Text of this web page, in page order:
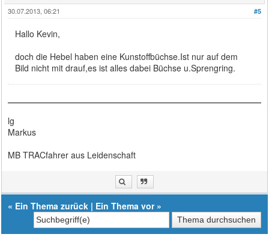
#5
30.07.2013, 06:21
Hallo Kevin,
doch die Hebel haben eine Kunstoffbüchse.Ist nur auf dem
Bild nicht mit drauf,es ist alles dabei Büchse u.Sprengring.
lg
Markus
MB TRACfahrer aus Leidenschaft
« Ein Thema zurück | Ein Thema vor»